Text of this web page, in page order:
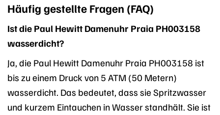
Häufig gestellte Fragen (FAQ)
Ist die Paul Hewitt Damenuhr Praia PH003158
wasserdicht?
Ja, die Paul Hewitt Damenuhr Praia PH003158 ist
bis zu einem Druck von 5 ATM (50 Metern)
wasserdicht. Das bedeutet, dass sie Spritzwasser
und kurzem Eintauchen in Wasser standhält. Sie ist